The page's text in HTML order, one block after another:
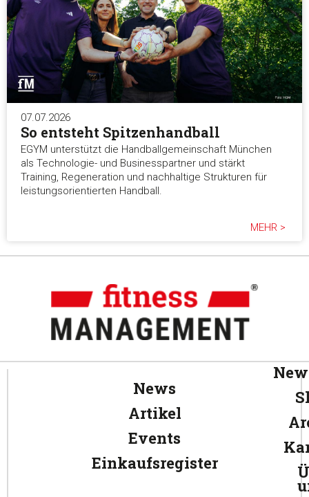
07.07.2026
So entsteht Spitzenhandball
EGYM unterstützt die Handballgemeinschaft München
als Technologie- und Businesspartner und stärkt
Training, Regeneration und nachhaltige Strukturen für
leistungsorientierten Handball.
MEHR >
News
Artikel
Events
Einkaufsregister